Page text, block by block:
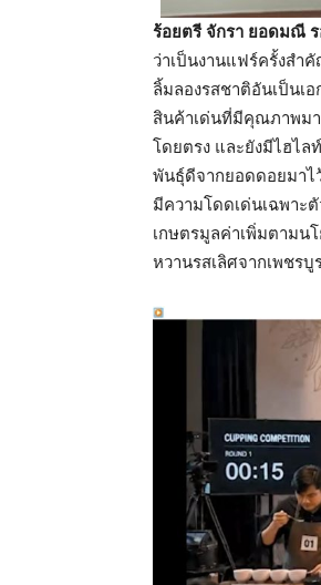
ร้อยตรี จักรา ยอดมณี
ว่าเป็นงานแฟร์ครั้งสำ
ลิ้มลองรสชาติอันเป็นเ
สินค้าเด่นที่มีคุณภาพมา
โดยตรง และยังมีไฮไลท์
พันธุ์ดีจากยอดดอยมาไ
มีความโดดเด่นเฉพาะ
เกษตรมูลค่าเพิ่มตามน
หวานรสเลิศจากเพชร